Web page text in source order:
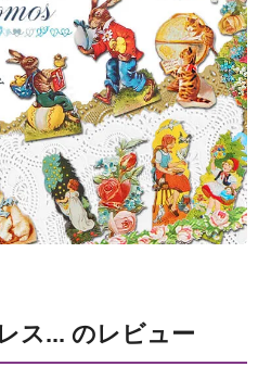
ス... のレビュー